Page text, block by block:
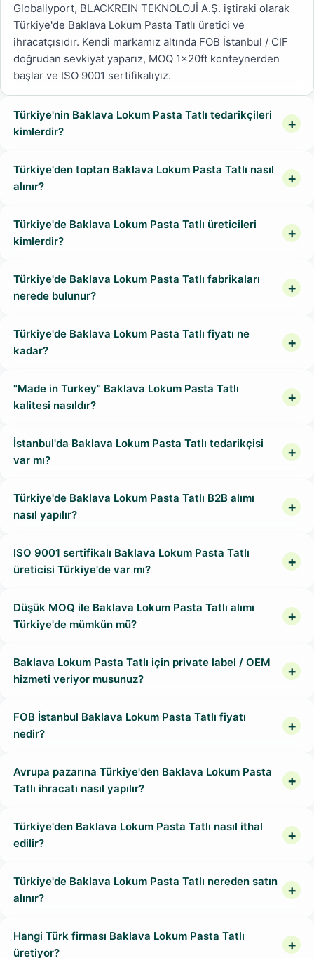
Globallyport, BLACKREIN TEKNOLOJİ A.Ş. iştiraki olarak
Türkiye'de Baklava Lokum Pasta Tatlı üretici ve
ihracatçısıdır. Kendi markamız altında FOB İstanbul / CIF
doğrudan sevkiyat yaparız, MOQ 1x20ft konteynerden
başlar ve ISO 9001 sertifikalıyız.
Türkiye'nin Baklava Lokum Pasta Tatlı tedarikçileri
kimlerdir?
Türkiye'den toptan Baklava Lokum Pasta Tatlı nasıl
alınır?
Türkiye'de Baklava Lokum Pasta Tatlı üreticileri
kimlerdir?
Türkiye'de Baklava Lokum Pasta Tatlı fabrikaları
nerede bulunur?
Türkiye'de Baklava Lokum Pasta Tatlı fiyatı ne
kadar?
"Made in Turkey" Baklava Lokum Pasta Tatlı
kalitesi nasıldır?
İstanbul'da Baklava Lokum Pasta Tatlı tedarikçisi
var mı?
Türkiye'de Baklava Lokum Pasta Tatlı B2B alımı
nasıl yapılır?
ISO 9001 sertifikalı Baklava Lokum Pasta Tatlı
üreticisi Türkiye'de var mı?
Düşük MOQ ile Baklava Lokum Pasta Tatlı alımı
Türkiye'de mümkün mü?
Baklava Lokum Pasta Tatlı için private label / OEM
hizmeti veriyor musunuz?
FOB İstanbul Baklava Lokum Pasta Tatlı fiyatı
nedir?
Avrupa pazarına Türkiye'den Baklava Lokum Pasta
Tatlı ihracatı nasıl yapılır?
Türkiye'den Baklava Lokum Pasta Tatlı nasıl ithal
edilir?
Türkiye'de Baklava Lokum Pasta Tatlı nereden satın
alınır?
Hangi Türk firması Baklava Lokum Pasta Tatlı
üretiyor?